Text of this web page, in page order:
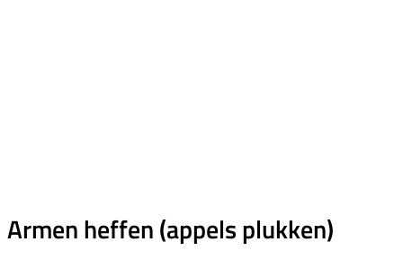
Armen heffen (appels plukken)